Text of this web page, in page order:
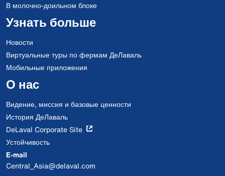
В молочно-доильном блоке
Узнать больше
Новости
Виртуальные туры по фермам ДеЛаваль
Мобильные приложения
О нас
Видение, миссия и базовые ценности
История ДеЛаваль
DeLaval Corporate Site
Устойчивость
E-mail
Central_Asia@delaval.com